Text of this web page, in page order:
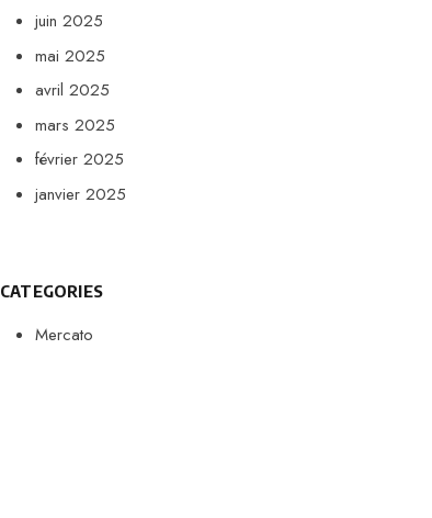
juin 2025
mai 2025
avril 2025
mars 2025
février 2025
janvier 2025
CATEGORIES
Mercato